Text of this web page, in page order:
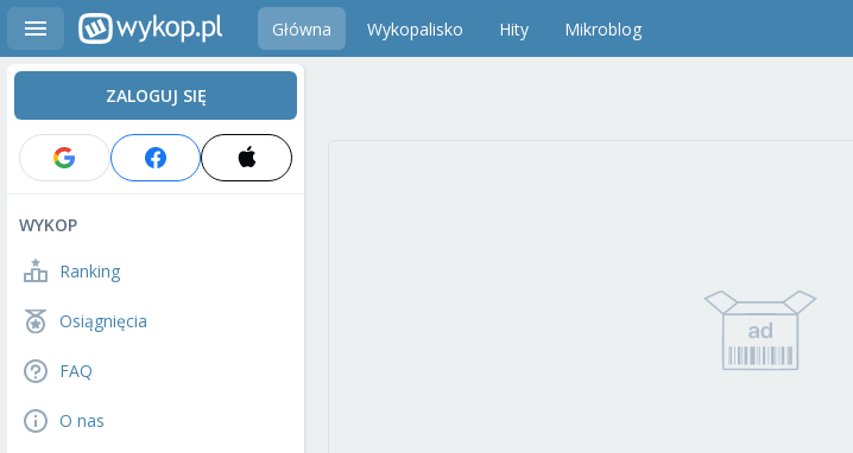
Główna Wykopalisko Hity Mikroblog
ZALOGUJ SIĘ
WYKOP
Ranking
Osiągnięcia
FAQ
O nas